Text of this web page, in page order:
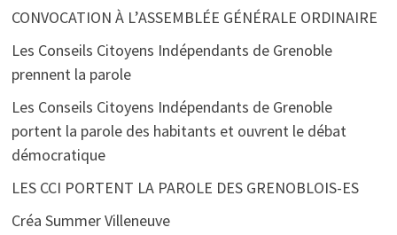
CONVOCATION À L’ASSEMBLÉE GÉNÉRALE ORDINAIRE
Les Conseils Citoyens Indépendants de Grenoble
prennent la parole
Les Conseils Citoyens Indépendants de Grenoble
portent la parole des habitants et ouvrent le débat
démocratique
LES CCI PORTENT LA PAROLE DES GRENOBLOIS-ES
Créa Summer Villeneuve